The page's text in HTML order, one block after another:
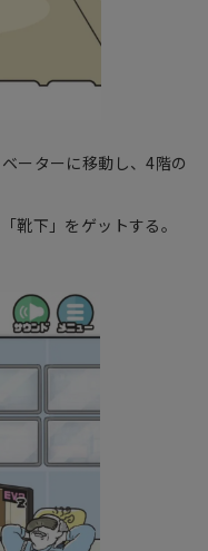
ーターに移動し、4階の
靴下」をゲットする。